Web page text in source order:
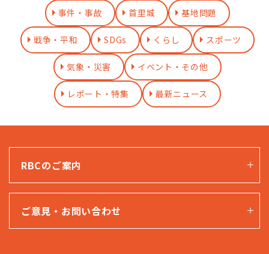
事件・事故 首里城 基地問題
戦争・平和 SDGs くらし スポーツ
気象・災害 イベント・その他
レポート・特集 最新ニュース
RBCのご案内
ご意見・お問い合わせ